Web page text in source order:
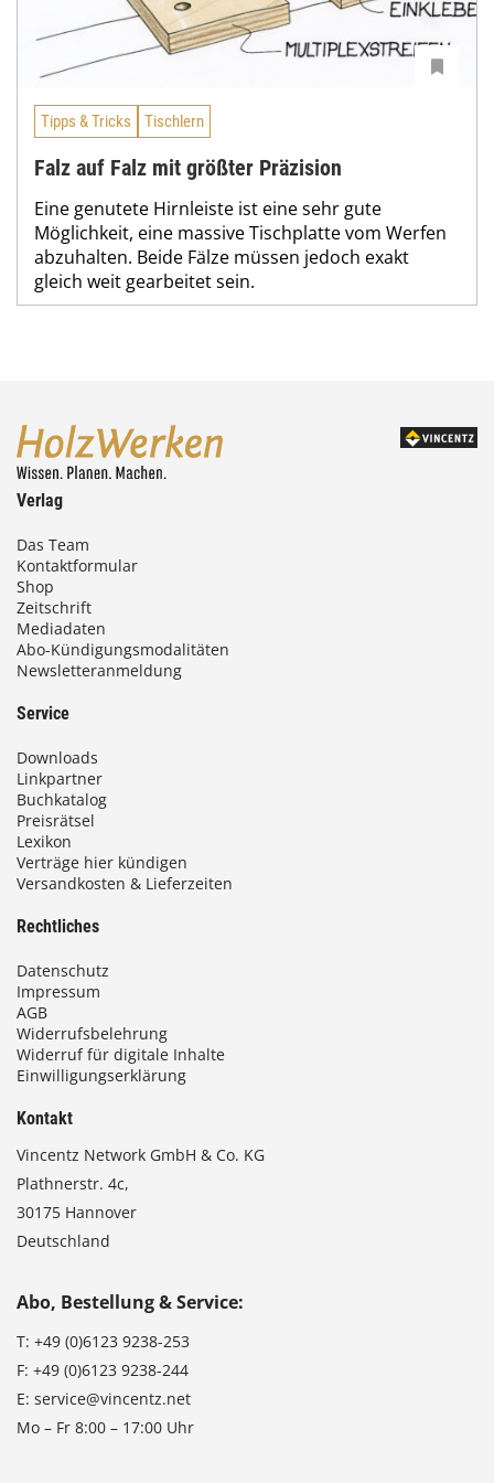
Tipps & Tricks Tischlern
Falz auf Falz mit größter Präzision
Eine genutete Hirnleiste ist eine sehr gute
Möglichkeit, eine massive Tischplatte vom Werfen
abzuhalten. Beide Fälze müssen jedoch exakt
gleich weit gearbeitet sein.
Verlag
Das Team
Kontaktformular
Shop
Zeitschrift
Mediadaten
Abo-Kündigungsmodalitäten
Newsletteranmeldung
Service
Downloads
Linkpartner
Buchkatalog
Preisrätsel
Lexikon
Verträge hier kündigen
Versandkosten & Lieferzeiten
Rechtliches
Datenschutz
Impressum
AGB
Widerrufsbelehrung
Widerruf für digitale Inhalte
Einwilligungserklärung
Kontakt
Vincentz Network GmbH & Co. KG
Plathnerstr. 4c,
30175 Hannover
Deutschland
Abo, Bestellung & Service:
T: +49 (0)6123 9238-253
F: +49 (0)6123 9238-244
E: service@vincentz.net
Mo – Fr 8:00 – 17:00 Uhr